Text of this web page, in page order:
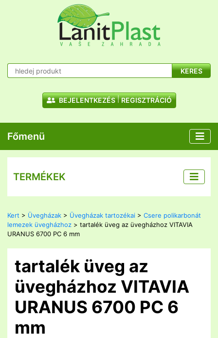
KERES
BEJELENTKEZÉS REGISZTRÁCIÓ
Főmenü
TERMÉKEK
Kert > Üvegházak > Üvegházak tartozékai > Csere polikarbonát
lemezek üvegházhoz > tartalék üveg az üvegházhoz VITAVIA
URANUS 6700 PC 6 mm
tartalék üveg az
üvegházhoz VITAVIA
URANUS 6700 PC 6
mm